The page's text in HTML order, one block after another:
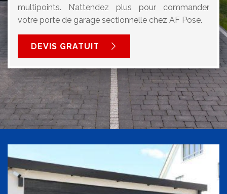
multipoints. N’attendez plus pour commander
votre porte de garage sectionnelle chez AF Pose.
DEVIS GRATUIT